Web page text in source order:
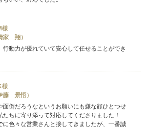
様
家 翔）
行動力が優れていて安心して任せることができ
様
藤 景悟）
面倒だろうなというお願いにも嫌な顔ひとつせ
たちに寄り添って対応してくださりました！
に色々な営業さんと接してきましたが、一番誠